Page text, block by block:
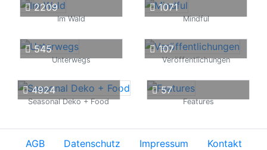
2209
Im Wald
1071
Mindful
545
Unterwegs
107
Veröffentlichungen
4924
Seasonal Deko + Food
57
Features
AGB Datenschutz Impressum
Kontakt